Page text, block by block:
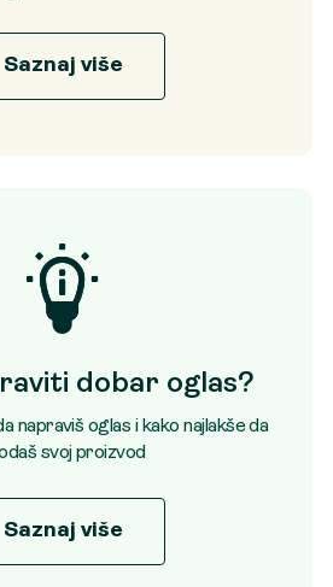
Saznaj više
dobar oglas?
napraviš oglas i kako najlakše da
svoj proizvod
Saznaj više